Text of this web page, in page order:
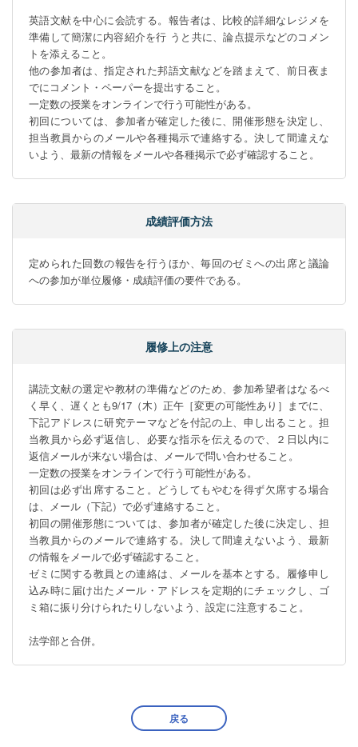
英語文献を中心に会読する。報告者は、比較的詳細なレジメを
準備して簡潔に内容紹介を行 うと共に、論点提示などのコメン
トを添えること。
他の参加者は、指定された邦語文献などを踏まえて、前日夜ま
でにコメント・ペーパーを提出すること。
一定数の授業をオンラインで行う可能性がある。
初回については、参加者が確定した後に、開催形態を決定し、
担当教員からのメールや各種掲示で連絡する。決して間違えな
いよう、最新の情報をメールや各種掲示で必ず確認すること。
成績評価方法
定められた回数の報告を行うほか、毎回のゼミへの出席と議論
への参加が単位履修・成績評価の要件である。
履修上の注意
講読文献の選定や教材の準備などのため、参加希望者はなるべ
く早く、遅くとも9/17（木）正午［変更の可能性あり］までに、
下記アドレスに研究テーマなどを付記の上、申し出ること。担
当教員から必ず返信し、必要な指示を伝えるので、２日以内に
返信メールが来ない場合は、メールで問い合わせること。
一定数の授業をオンラインで行う可能性がある。
初回は必ず出席すること。どうしてもやむを得ず欠席する場合
は、メール（下記）で必ず連絡すること。
初回の開催形態については、参加者が確定した後に決定し、担
当教員からのメールで連絡する。決して間違えないよう、最新
の情報をメールで必ず確認すること。
ゼミに関する教員との連絡は、メールを基本とする。履修申し
込み時に届け出たメール・アドレスを定期的にチェックし、ゴ
ミ箱に振り分けられたりしないよう、設定に注意すること。
法学部と合併。
戻る